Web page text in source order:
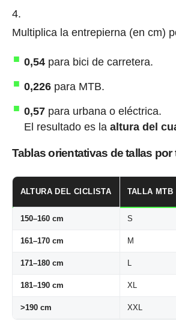
Multiplica la entrepierna (en cm)
0,54para bici de carretera.
0,226para MTB.
0,57para urbana o eléctrica.
El resultado es la altura del
Tablas orientativas de tallas
ALTURA DEL CICLISTA TALLA MTB
150–160 cm S
161–170 cm M
171–180 cm L
181–190 cm XL
>190 cm XXL